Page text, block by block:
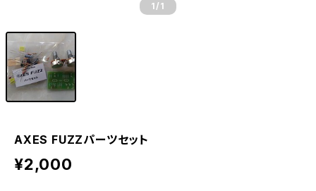
1 /1
AXES FUZZパーツセット
¥2,000